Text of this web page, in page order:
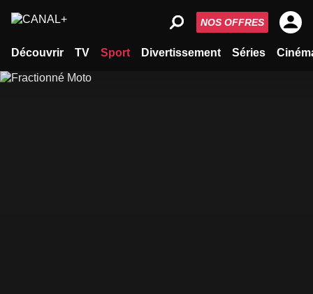
Découvrir TV Sport Divertissement Séries
NOS OFFRES